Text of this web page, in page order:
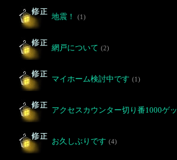
地震！ (1)
網戸について (2)
マイホーム検討中です (1)
アクセスカウンター切り番1000ゲ
お久しぶりです (4)